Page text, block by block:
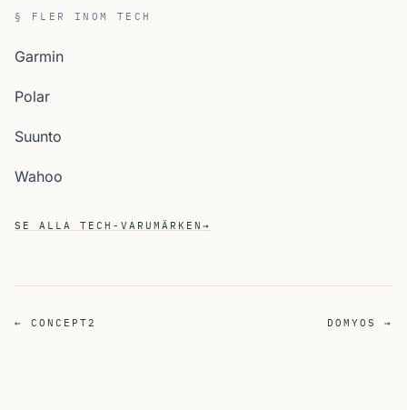
§ FLER INOM TECH
Garmin
Polar
Suunto
Wahoo
SE ALLA TECH-VARUMÄRKEN →
← CONCEPT2 DOMYOS →